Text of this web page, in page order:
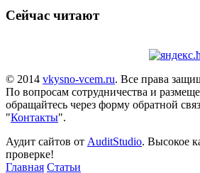
Сейчас читают
© 2014 vkysno-vcem.ru. Все права
По вопросам сотрудничества и
обращайтесь через форму обратной
"Контакты".
Аудит сайтов от AuditStudio. Высокое
проверке!
Главная Статьи